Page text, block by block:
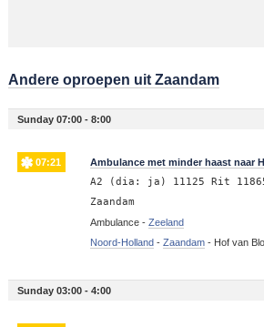
Andere oproepen uit Zaandam
Sunday 07:00 - 8:00
07:21 Ambulance met minder haast naar
A2 (dia: ja) 11125 Rit
Zaandam
Ambulance - Zeeland
Noord-Holland - Zaandam- Hof van
Sunday 03:00 - 4:00